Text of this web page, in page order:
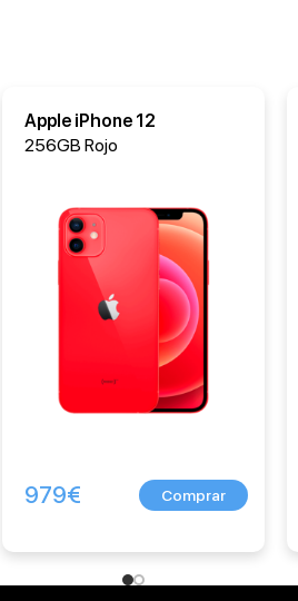
Apple iPhone 12
256GB Rojo
979€